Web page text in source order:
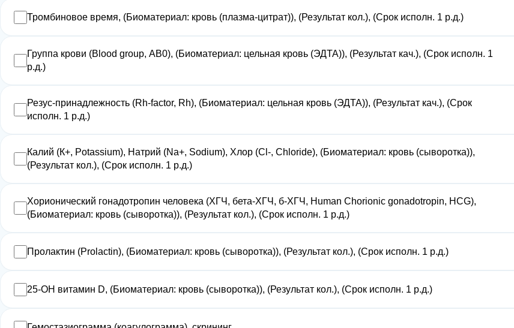
Тромбиновое время, (Биоматериал: кровь (плазма-цитрат)), (Результат кол.), (Срок исполн. 1 р.д.)
Группа крови (Blood group, АВ0), (Биоматериал: цельная кровь (ЭДТА)), (Результат кач.), (Срок исполн. 1
р.д.)
Резус-принадлежность (Rh-factor, Rh), (Биоматериал: цельная кровь (ЭДТА)), (Результат кач.), (Срок
исполн. 1 р.д.)
Калий (К+, Potassium), Натрий (Na+, Sodium), Хлор (Сl-, Chloride), (Биоматериал: кровь (сыворотка)),
(Результат кол.), (Срок исполн. 1 р.д.)
Хорионический гонадотропин человека (ХГЧ, бета-ХГЧ, б-ХГЧ, Human Chorionic gonadotropin, HCG),
(Биоматериал: кровь (сыворотка)), (Результат кол.), (Срок исполн. 1 р.д.)
Пролактин (Prolactin), (Биоматериал: кровь (сыворотка)), (Результат кол.), (Срок исполн. 1 р.д.)
25-ОН витамин D, (Биоматериал: кровь (сыворотка)), (Результат кол.), (Срок исполн. 1 р.д.)